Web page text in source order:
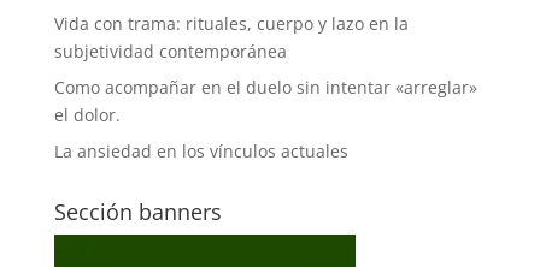
Vida con trama: rituales, cuerpo y lazo en la
subjetividad contemporánea
Como acompañar en el duelo sin intentar «arreglar»
el dolor.
La ansiedad en los vínculos actuales
Sección banners